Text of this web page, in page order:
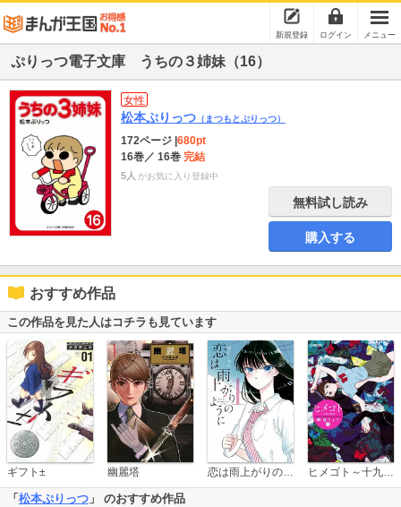
新規登録 ログイン メニュー
ぷりっつ電子文庫 うちの３姉妹（16）
女性
松本ぷりっつ （まつもとぷりっつ）
172ページ 680pt
16巻／ 16巻 完結
5人 がお気に入り登録中
無料試し読み
購入する
おすすめ作品
この作品を見た人はコチラも見ています
ギフト± 幽麗塔 恋は雨上がりのように ヒメゴト～十九歳の制服～
「 松本ぷりっつ 」 のおすすめ作品